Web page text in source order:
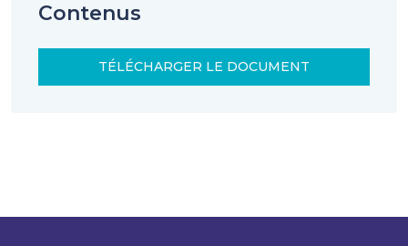
Contenus
TÉLÉCHARGER LE DOCUMENT